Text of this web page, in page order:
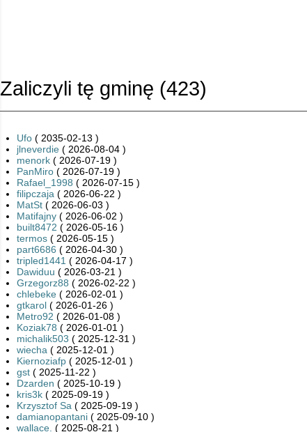
Zaliczyli tę gminę (423)
Ufo( 2035-02-13 )
jlneverdie( 2026-08-04 )
menork( 2026-07-19 )
PanMiro( 2026-07-19 )
Rafael_1998 ( 2026-07-15 )
filipczaja ( 2026-06-22 )
MatSt( 2026-06-03 )
Matifajny( 2026-06-02 )
built8472 ( 2026-05-16 )
termos( 2026-05-15 )
part6686 ( 2026-04-30 )
tripled1441 ( 2026-04-17 )
Dawiduu ( 2026-03-21 )
Grzegorz88 ( 2026-02-22 )
chlebeke( 2026-02-01 )
gtkarol( 2026-01-26 )
Metro92 ( 2026-01-08 )
Koziak78 ( 2026-01-01 )
michalik503 ( 2025-12-31 )
wiecha ( 2025-12-01 )
Kiernoziafp( 2025-12-01 )
gst( 2025-11-22 )
Dzarden ( 2025-10-19 )
kris3k( 2025-09-19 )
Krzysztof Sa ( 2025-09-19 )
damianopantani( 2025-09-10 )
wallace. ( 2025-08-21 )